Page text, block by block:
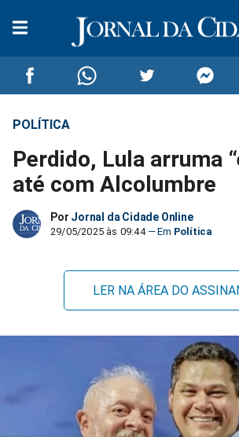
Compartilhar
no
Facebook
Compartilhar
no
Whatsapp
no
Twitter
no
POLÍTICA
Perdido, Lula arruma
até com Alcolumbre
Por Jornal da Cidade Online
29/05/2025 às 09:44 Política
LER NA ÁREA DO